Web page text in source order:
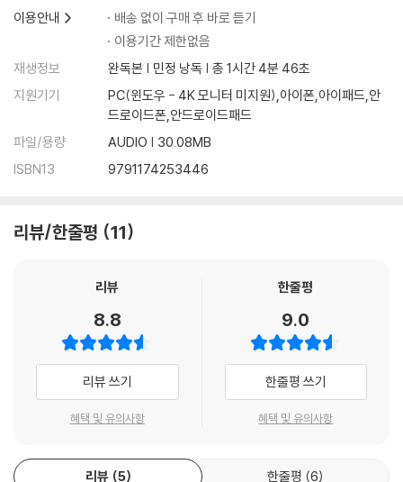
이용안내
배송 없이 구매 후 바로 듣기
이용기간 제한없음
재생정보
완독본 | 민정 낭독 | 총 1시간 4분 46초
지원기기
PC(윈도우 - 4K 모니터 미지원),아이폰,아이패드,안
드로이드폰,안드로이드패드
파일/용량
AUDIO | 30.08MB
ISBN13
9791174253446
리뷰/한줄평 11
리뷰
8.8
리뷰 쓰기
혜택 및 유의사항
한줄평
9.0
한줄평 쓰기
혜택 및 유의사항
리뷰 5 한줄평 6